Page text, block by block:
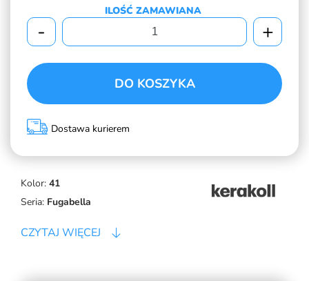
Kolor: 41
Seria: Fugabella
CZYTAJ WIĘCEJ
ILOŚĆ ZAMAWIANA
- +
DO KOSZYKA
Dostawa kurierem